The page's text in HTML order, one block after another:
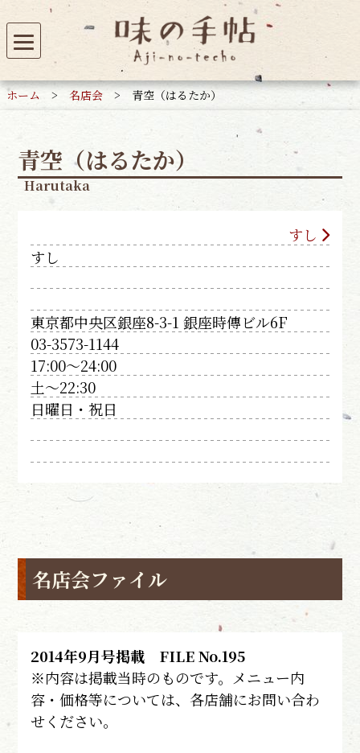
ホーム > 名店会 > 青空（はるたか）
青空（はるたか）
Harutaka
すし
すし
東京都中央区銀座8-3-1 銀座時傳ビル6F
03-3573-1144
17:00～24:00
土～22:30
日曜日・祝日
名店会ファイル
2014年9月号掲載 FILE No.195
※内容は掲載当時のものです。メニュー内
容・価格等については、各店舗にお問い合わ
せください。